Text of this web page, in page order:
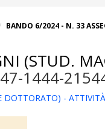
BANDO 6/2024 - N. 33
(STUD.
1444-
-